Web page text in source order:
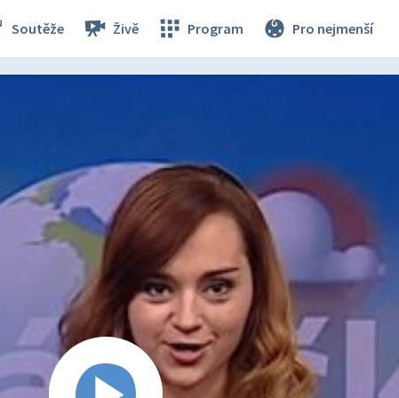
Soutěže Živě Program Pro nejmenší